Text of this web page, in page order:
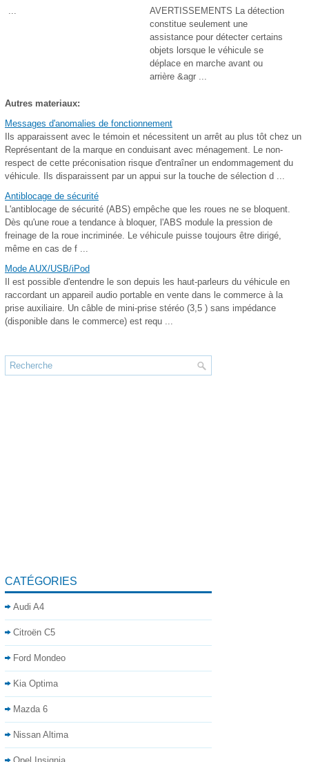
...
AVERTISSEMENTS La détection
constitue seulement une
assistance pour détecter certains
objets lorsque le véhicule se
déplace en marche avant ou
arrière &agr ...
Autres materiaux:
Messages d'anomalies de fonctionnement
Ils apparaissent avec le témoin et nécessitent un arrêt au plus tôt chez un
Représentant de la marque en conduisant avec ménagement. Le non-
respect de cette préconisation risque d'entraîner un endommagement du
véhicule. Ils disparaissent par un appui sur la touche de sélection d ...
Antiblocage de sécurité
L'antiblocage de sécurité (ABS) empêche que les roues ne se bloquent.
Dès qu'une roue a tendance à bloquer, l'ABS module la pression de
freinage de la roue incriminée. Le véhicule puisse toujours être dirigé,
même en cas de f ...
Mode AUX/USB/iPod
Il est possible d'entendre le son depuis les haut-parleurs du véhicule en
raccordant un appareil audio portable en vente dans le commerce à la
prise auxiliaire. Un câble de mini-prise stéréo (3,5 ) sans impédance
(disponible dans le commerce) est requ ...
CATÉGORIES
Audi A4
Citroën C5
Ford Mondeo
Kia Optima
Mazda 6
Nissan Altima